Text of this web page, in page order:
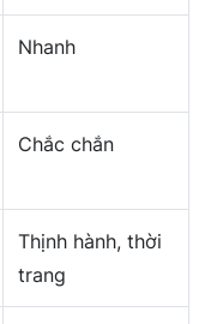
Nhanh
Chắc chắn
Thịnh hành, thời
trang